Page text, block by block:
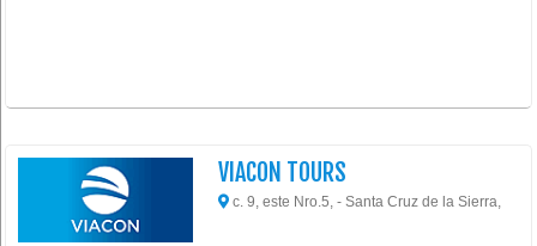
VIACON TOURS
c. 9, este Nro.5, - Santa Cruz de la Sierra,